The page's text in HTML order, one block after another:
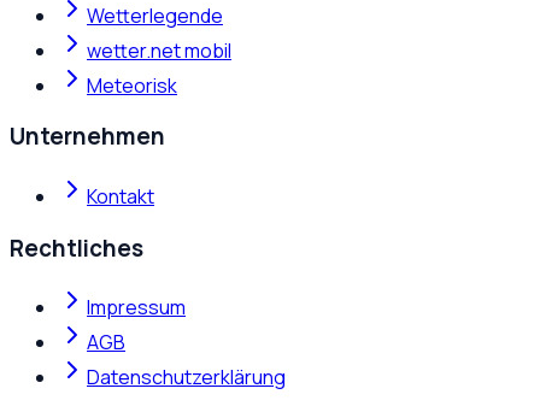
Wetterlegende
wetter.net mobil
Meteorisk
Unternehmen
Kontakt
Rechtliches
Impressum
AGB
Datenschutzerklärung